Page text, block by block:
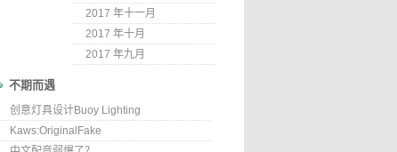
2017 年十一月
2017 年十月
2017 年九月
不期而遇
创意灯具设计Buoy Lighting
Kaws:OriginalFake